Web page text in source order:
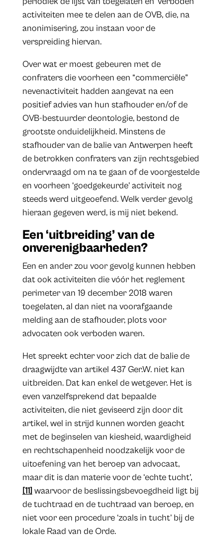
activiteiten mee te delen aan de OVB, die, na
anonimisering, zou instaan voor de
verspreiding hiervan.
Over wat er moest gebeuren met de
confraters die voorheen een “commerciële”
nevenactiviteit hadden aangevat na een
positief advies van hun stafhouder en/of de
OVB-bestuurder deontologie, bestond de
grootste onduidelijkheid. Minstens de
stafhouder van de balie van Antwerpen heeft
de betrokken confraters van zijn rechtsgebied
ondervraagd om na te gaan of de voorgestelde
en voorheen ‘goedgekeurde’ activiteit nog
steeds werd uitgeoefend. Welk verder gevolg
hieraan gegeven werd, is mij niet bekend.
Een ‘uitbreiding’ van de
onverenigbaarheden?
Een en ander zou voor gevolg kunnen hebben
dat ook activiteiten die vóór het reglement
perimeter van 19 december 2018 waren
toegelaten, al dan niet na voorafgaande
melding aan de stafhouder, plots voor
advocaten ook verboden waren.
Het spreekt echter voor zich dat de balie de
draagwijdte van artikel 437 Ger.W. niet kan
uitbreiden. Dat kan enkel de wetgever. Het is
even vanzelfsprekend dat bepaalde
activiteiten, die niet geviseerd zijn door dit
artikel, wel in strijd kunnen worden geacht
met de beginselen van kiesheid, waardigheid
en rechtschapenheid noodzakelijk voor de
uitoefening van het beroep van advocaat,
maar dit is dan materie voor de ‘echte tucht’,
[11] waarvoor de beslissingsbevoegdheid ligt bij
de tuchtraad en de tuchtraad van beroep, en
niet voor een procedure ‘zoals in tucht’ bij de
lokale Raad van de Orde.